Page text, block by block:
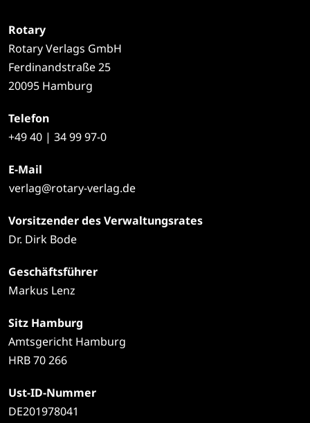
Rotary
Rotary Verlags GmbH
Ferdinandstraße 25
20095 Hamburg
Telefon
+4940 | 34 99 97-0
E-Mail
verlag@rotary-verlag.de
Vorsitzender des Verwaltungsrates
Dr. Dirk Bode
Geschäftsführer
Markus Lenz
Sitz Hamburg
Amtsgericht Hamburg
HRB 70 266
Ust-ID-Nummer
DE201978041